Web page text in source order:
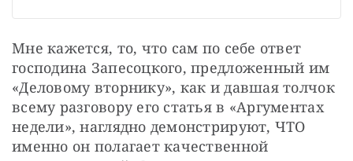
Мне кажется, то, что сам по себе ответ
господина Запесоцкого, предложенный им
«Деловому вторнику», как и давшая толчок
всему разговору его статья в «Аргументах
недели», наглядно демонстрируют, ЧТО
именно он полагает качественной